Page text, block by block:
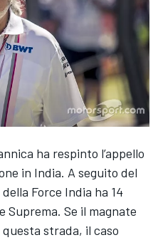
ha respinto l’appello
in India. A seguito del
Force India ha 14
Se il magnate
strada, il caso